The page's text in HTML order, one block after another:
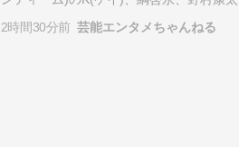
2時間30分前 芸能エンタメちゃんねる